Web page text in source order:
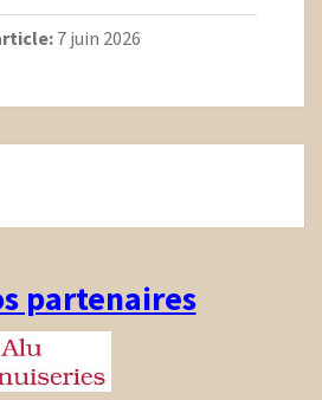
7 juin 2026
partenaires